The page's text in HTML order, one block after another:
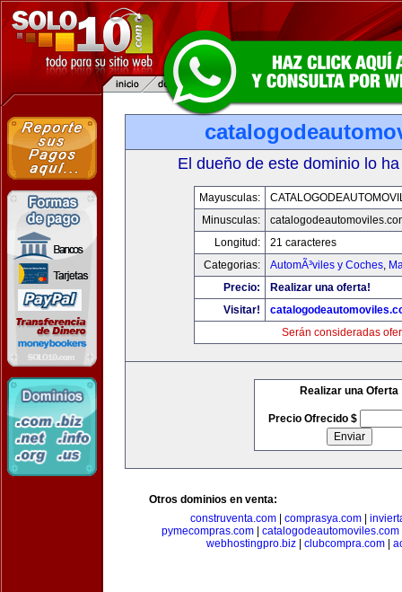
El dueño de este dominio lo
Mayusculas:
Minusculas:
Longitud:
21 caracteres
Categorias:
AutomÃ³viles y Coches,
Precio:
Realizar una oferta!
Visitar!
Serán consideradas
Realizar una Oferta
Precio Ofrecido $
Otros dominios en venta:
construventa.com| comprasya.com|
pymecompras.com| catalogodeautomoviles.com
webhostingpro.biz| clubcompra.com|